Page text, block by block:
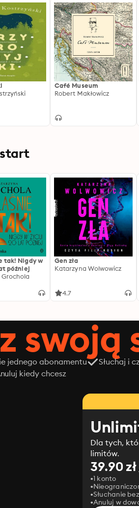
Café Museum
Robert Makłowicz
start
tak! Nigdy w
później
Gen zła
Katarzyna Wolwowicz
4.7
swoją
jednego abonamentu Słuchaj i
kiedy chcesz
Dla tych,
limitów.
39.90 zł
1 konto
Słuchanie
Anuluj w